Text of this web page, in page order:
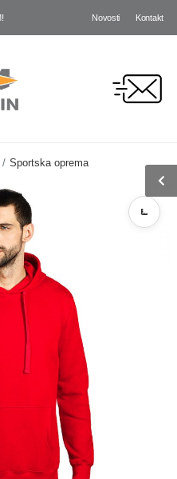
Novosti Kontakt
Sportska oprema